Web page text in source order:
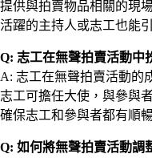
提供與拍賣物品相關的現
活躍的主持人或志工也能
Q: 志工在無聲拍賣活動中
A: 志工在無聲拍賣活動的
志工可擔任大使，與參與
確保志工和參與者都有順
Q: 如何將無聲拍賣活動調